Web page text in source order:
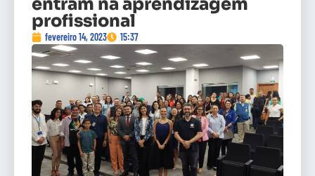
entram na aprendizagem
profissional
fevereiro 14, 2023 15:37